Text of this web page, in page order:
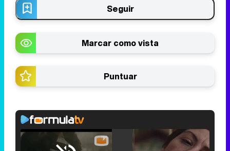
Seguir
Marcar como vista
Puntuar